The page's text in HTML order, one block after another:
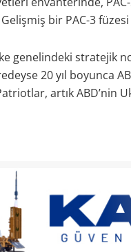
bir PAC-3
genelindeki stratejik
20 yıl boyunca
artık ABD’nin